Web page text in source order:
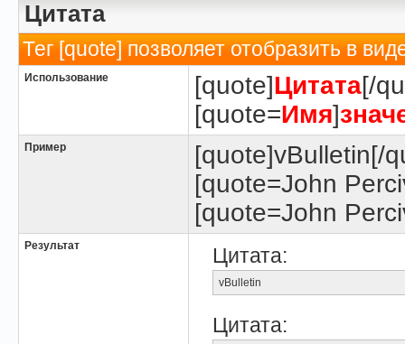
Цитата
Тег [quote] позволяет отобразить в
Использование [quote]Цитата[/
[quote=Имя]
Пример
[quote]vBulletin[/
[quote=John
[quote=John
Результат Цитата:
vBulletin
Цитата: